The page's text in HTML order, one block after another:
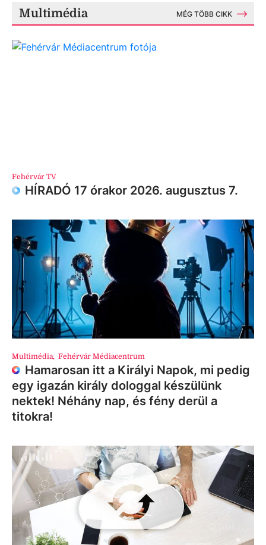
Multimédia MÉG TÖBB CIKK
Fehérvár TV
HÍRADÓ 17 órakor 2026. augusztus 7.
Multimédia, Fehérvár Médiacentrum
Hamarosan itt a Királyi Napok, mi pedig
egy igazán király dologgal készülünk
nektek! Néhány nap, és fény derül a
titokra!